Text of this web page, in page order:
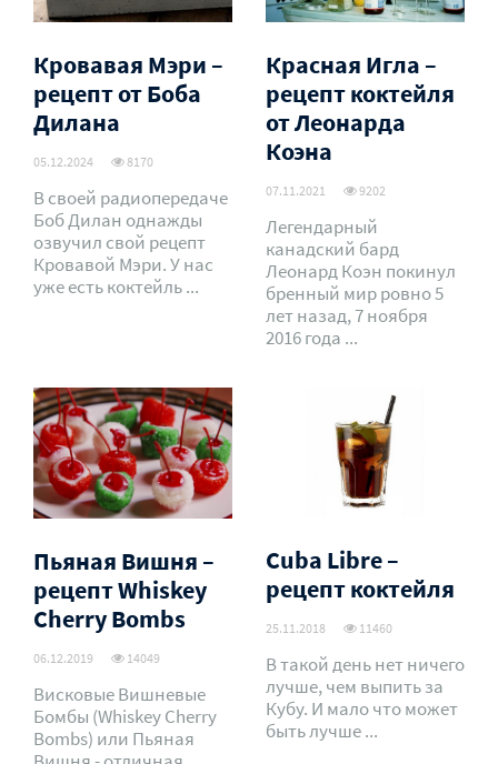
Кровавая Мэри –
рецепт от Боба
Дилана
05.12.2024 8170
В своей радиопередаче
Боб Дилан однажды
озвучил свой рецепт
Кровавой Мэри. У нас
уже есть коктейль ...
Красная Игла –
рецепт коктейля
от Леонарда
Коэна
07.11.2021 9202
Легендарный
канадский бард
Леонард Коэн покинул
бренный мир ровно 5
лет назад, 7 ноября
2016 года ...
Пьяная Вишня –
рецепт Whiskey
Cherry Bombs
06.12.2019 14049
Висковые Вишневые
Бомбы (Whiskey Cherry
Bombs) или Пьяная
Cuba Libre –
рецепт коктейля
25.11.2018 11460
В такой день нет ничего
лучше, чем выпить за
Кубу. И мало что может
быть лучше ...